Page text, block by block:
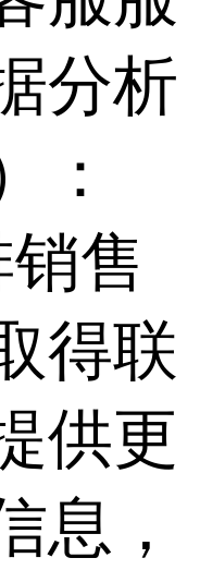
分析
：
销售
得联
供更
息，